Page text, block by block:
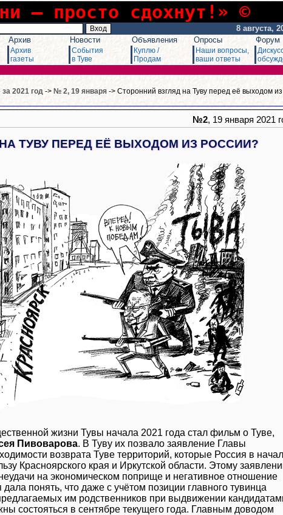
– просто сдохнут!» ©
8 августа,
Архив
Архив
газеты
Новости
События
в Туве
Объявления
Куплю /
Продам
Опросы
Наши вопросы,
ваши ответы
Форум
2021 год -> № 2, 19 января -> Сторонний взгляд на Туву перед её выходом из
№2, 19 января 2021
ТУВУ ПЕРЕД ЕЁ ВЫХОДОМ ИЗ РОССИИ?
жизни Тувы начала 2021 года стал фильм о Туве,
Пивоварова. В Туву их позвало заявление Главы
возврата Туве территорий, которые Россия в
Красноярского края и Иркутской области. Этому
на экономическом поприще и негативное отношение
понять, что даже с учётом позиции главного тувинца
им родственников при выдвижении
состояться в сентябре текущего года. Главным доводом